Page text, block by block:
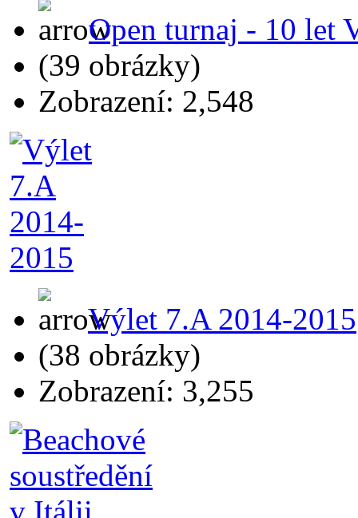
Open turnaj - 10 let
(39 obrázky)
Zobrazení: 2,548
Výlet 7.A 2014-2015
(38 obrázky)
Zobrazení: 3,255